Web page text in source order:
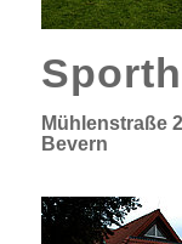
Mühlenstraße
Bevern